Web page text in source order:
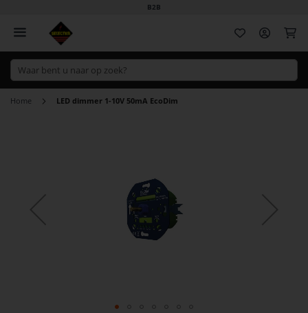
B2B
Home LED dimmer 1-10V 50mA EcoDim